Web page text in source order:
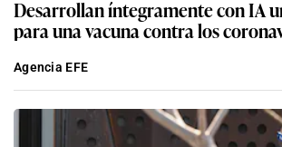
Desarrollan íntegramente con IA
para una vacuna contra los
Agencia EFE